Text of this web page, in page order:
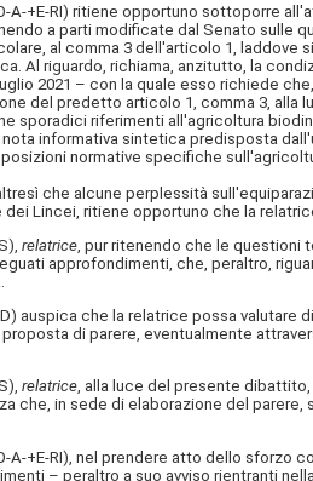
A-+E-RI) ritiene opportuno sottoporre
a parti modificate dal Senato sulle
al comma 3 dell'articolo 1, laddove
Al riguardo, richiama, anzitutto, la
2021 – con la quale esso richiede
del predetto articolo 1, comma 3, alla
sporadici riferimenti all'agricoltura
informativa sintetica predisposta
normative specifiche
che alcune perplessità
Lincei, ritiene opportuno che la
relatrice, pur ritenendo che le questioni
approfondimenti, che, peraltro,
auspica che la relatrice possa valutare
di parere, eventualmente
relatrice, alla luce del presente
che, in sede di elaborazione del
A-+E-RI), nel prendere atto dello sforzo
– peraltro a suo avviso rientranti